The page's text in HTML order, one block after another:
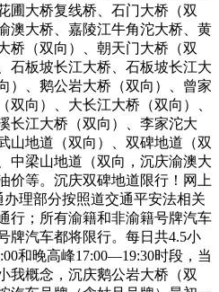
圃大桥复线桥、石门大桥（双
澳大桥、嘉陵江牛角沱大桥、黄
桥（双向）、朝天门大桥（双
石板坡长江大桥、石板坡长江大
）、鹅公岩大桥（双向）、曾家
双向）、大长江大桥（双向）、
长江大桥（双向）、李家沱大
山地道（双向）、双碑地道（双
中梁山地道（双向，沉庆渝澳大
价等。沉庆双碑地道限行！网上
理部分按照道交通平安法相关
行；所有渝籍和非渝籍号牌汽车
牌汽车都将限行。每日共4.5小
和晚高峰17:00—19:30时段，当
我概念，沉庆鹅公岩大桥（双